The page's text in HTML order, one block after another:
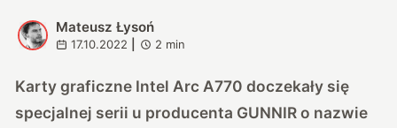
M
Mateusz Łysoń
17.10.2022 2 min
Karty graficzne Intel Arc A770 doczekały się
specjalnej serii u producenta GUNNIR o nazwie